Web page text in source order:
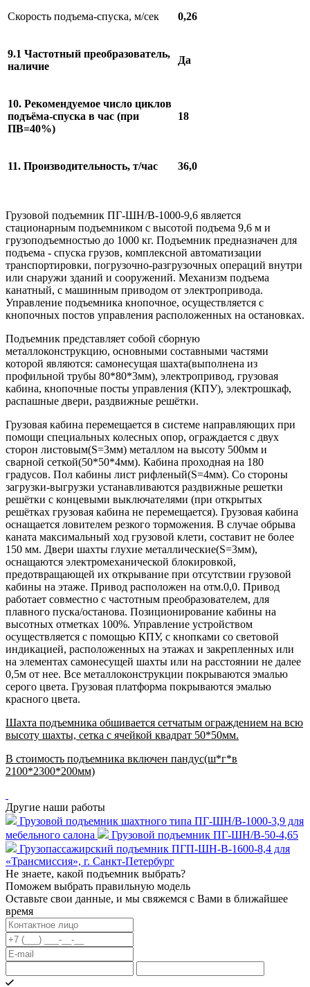
Скорость подъема-спуска, м/сек 0,26
9.1 Частотный преобразователь,
наличие
Да
10. Рекомендуемое число циклов
подъёма-спуска в час (при
ПВ=40%)
18
11. Производительность, т/час 36,0
Грузовой подъемник ПГ-ШН/В-1000-9,6 является
стационарным подъемником с высотой подъема 9,6 м и
грузоподъемностью до 1000 кг. Подъемник предназначен для
подъема - спуска грузов, комплексной автоматизации
транспортировки, погрузочно-разгрузочных операций внутри
или снаружи зданий и сооружений. Механизм подъема
канатный, с машинным приводом от электропривода.
Управление подъемника кнопочное, осуществляется с
кнопочных постов управления расположенных на остановках.
Подъемник представляет собой сборную
металлоконструкцию, основными составными частями
которой являются: самонесущая шахта(выполнена из
профильной трубы 80*80*3мм), электропривод, грузовая
кабина, кнопочные посты управления (КПУ), электрошкаф,
распашные двери, раздвижные решётки.
Грузовая кабина перемещается в системе направляющих при
помощи специальных колесных опор, ограждается с двух
сторон листовым(S=3мм) металлом на высоту 500мм и
сварной сеткой(50*50*4мм). Кабина проходная на 180
градусов. Пол кабины лист рифленый(S=4мм). Со стороны
загрузки-выгрузки устанавливаются раздвижные решетки
решётки с концевыми выключателями (при открытых
решётках грузовая кабина не перемещается). Грузовая кабина
оснащается ловителем резкого торможения. В случае обрыва
каната максимальный ход грузовой клети, составит не более
150 мм. Двери шахты глухие металлические(S=3мм),
оснащаются электромеханической блокировкой,
предотвращающей их открывание при отсутствии грузовой
кабины на этаже. Привод расположен на отм.0,0. Привод
работает совместно с частотным преобразователем, для
плавного пуска/останова. Позиционирование кабины на
высотных отметках 100%. Управление устройством
осуществляется с помощью КПУ, с кнопками со световой
индикацией, расположенных на этажах и закрепленных или
на элементах самонесущей шахты или на расстоянии не далее
0,5м от нее. Все металлоконструкции покрываются эмалью
серого цвета. Грузовая платформа покрываются эмалью
красного цвета.
Шахта подъемника обшивается сетчатым ограждением на всю
высоту шахты, сетка с ячейкой квадрат 50*50мм.
В стоимость подъемника включен пандус(ш*г*в
2100*2300*200мм)
Другие наши работы
Грузовой подъемник шахтного типа ПГ-ШН/В-1000-3,9 для
мебельного салона
Грузовой подъемник ПГ-ШН/В-50-4,65
Грузопассажирский подъемник ПГП-ШН-В-1600-8,4 для
«Трансмиссия», г. Санкт-Петербург
Не знаете, какой подъемник выбрать?
Поможем выбрать правильную модель
Оставьте свои данные, и мы свяжемся с Вами в ближайшее
время